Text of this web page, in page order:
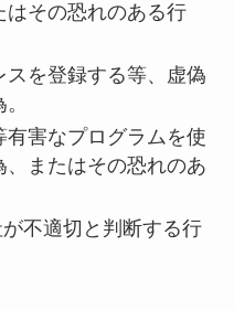
はその恐れのある行
を登録する等、虚偽
害なプログラムを使
またはその恐れのあ
不適切と判断する行